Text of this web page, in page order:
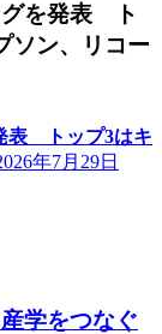
グを発表 ト
ソン、リコー
表 トップ3はキ
年7月29日
学をつなぐ